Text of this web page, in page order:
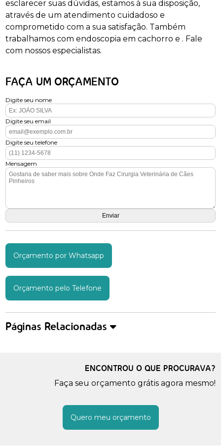
esclarecer suas dúvidas, estamos à sua disposição,
através de um atendimento cuidadoso e
comprometido com a sua satisfação. Também
trabalhamos com endoscopia em cachorro e . Fale
com nossos especialistas.
FAÇA UM ORÇAMENTO
Digite seu nome
Digite seu email
Digite seu telefone
Mensagem
Orçamento por Whatsapp
Orçamento pelo Telefone
Páginas Relacionadas
ENCONTROU O QUE PROCURAVA?
Faça seu orçamento grátis agora mesmo!
Quero meu orçamento